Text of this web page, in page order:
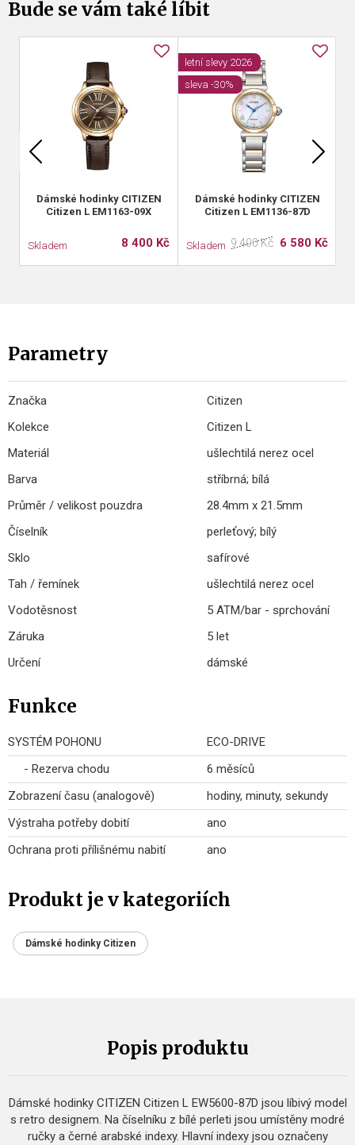
Bude se vám také líbit
Dámské hodinky CITIZEN
Citizen L EM1163-09X
Skladem 8 400 Kč
Dámské hodinky CITIZEN
Citizen L EM1136-87D
letní slevy 2026
sleva -30%
Skladem 9 400 Kč 6 580 Kč
Parametry
Značka
Citizen
Kolekce
Citizen L
Materiál
ušlechtilá nerez ocel
Barva
stříbrná; bílá
Průměr / velikost pouzdra
28.4mm x 21.5mm
Číselník
perleťový; bílý
Sklo
safírové
Tah / řemínek
ušlechtilá nerez ocel
Vodotěsnost
5 ATM/bar - sprchování
Záruka
5 let
Určení
dámské
Funkce
SYSTÉM POHONU
ECO-DRIVE
- Rezerva chodu
6 měsíců
Zobrazení času (analogově)
hodiny, minuty, sekundy
Výstraha potřeby dobití
ano
Ochrana proti přílišnému nabití
ano
Produkt je v kategoriích
Dámské hodinky Citizen
Popis produktu
Dámské hodinky CITIZEN Citizen L EW5600-87D jsou líbivý model
s retro designem. Na číselníku z bílé perleti jsou umístěny modré
ručky a černé arabské indexy. Hlavní indexy jsou označeny